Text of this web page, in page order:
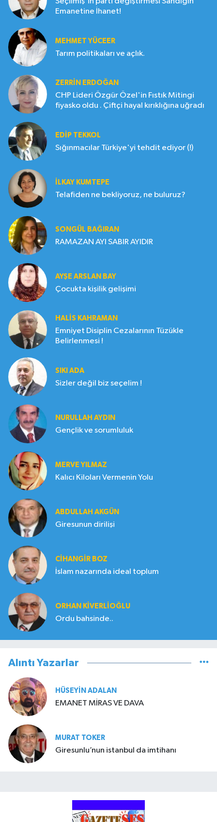
Emanetine İhanet!
MEHMET YÜCEER
Tarım politikaları ve açlık.
ZERRIN ERDOĞAN
CHP Lideri Özgür Özel'in Fıstık Mitingi
fiyasko oldu . Çiftçi hayal kırıklığına uğradı
EDIP TEKKOL
Sığınmacılar Türkiye'yi tehdit ediyor (!)
İLKAY KUMTEPE
Telafiden ne bekliyoruz, ne buluruz?
SONGÜL BAĞIRAN
RAMAZAN AYI SABIR AYIDIR
AYŞE ARSLAN BAY
Çocukta kişilik gelişimi
HALIS KAHRAMAN
Emniyet Disiplin Cezalarının Tüzükle
Belirlenmesi !
SIKI ADA
Sizler değil biz seçelim !
NURULLAH AYDIN
Gençlik ve sorumluluk
MERVE YILMAZ
Kalıcı Kiloları Vermenin Yolu
ABDULLAH AKGÜN
Giresunun dirilişi
CIHANGIR BOZ
İslam nazarında ideal toplum
ORHAN KIVERLIOĞLU
Ordu bahsinde..
Alıntı Yazarlar
HÜSEYIN ADALAN
EMANET MİRAS VE DAVA
MURAT TOKER
Giresunlu’nun istanbul da imtihanı